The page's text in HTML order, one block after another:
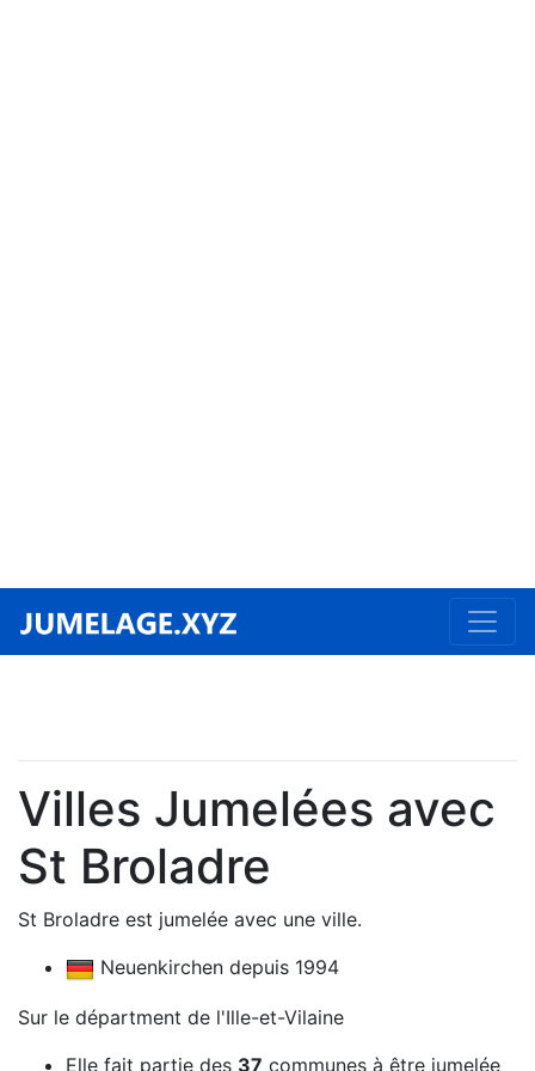
Villes Jumelées avec
St Broladre
St Broladre est jumelée avec une ville.
Neuenkirchen depuis 1994
Sur le départment de l'Ille-et-Vilaine
Elle fait partie des 37 communes à être jumelée